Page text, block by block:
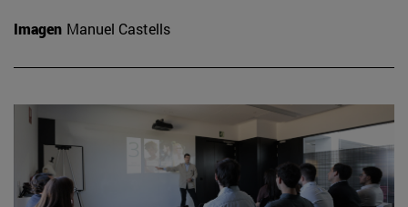
Imagen Manuel Castells